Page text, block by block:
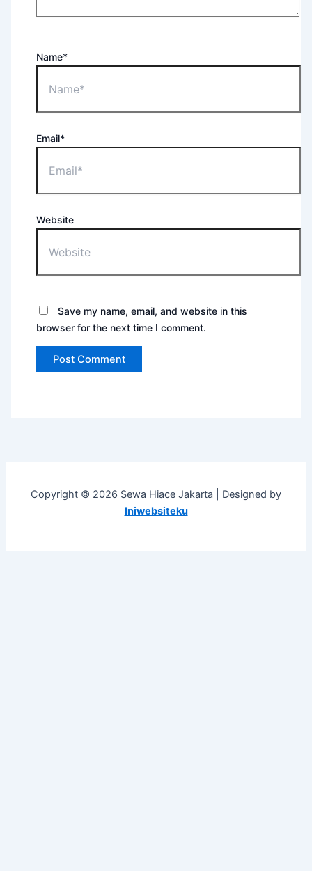
Name*
Email*
Website
Save my name, email, and website in this
browser for the next time I comment.
Copyright © 2026 Sewa Hiace Jakarta | Designed by
Iniwebsiteku